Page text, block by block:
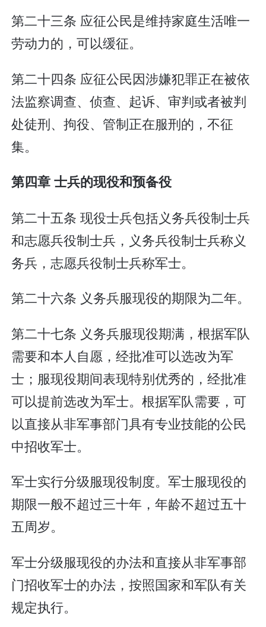
第二十三条 应征公民是维持家庭生活唯一
劳动力的，可以缓征。
第二十四条 应征公民因涉嫌犯罪正在被依
法监察调查、侦查、起诉、审判或者被判
处徒刑、拘役、管制正在服刑的，不征
集。
第四章 士兵的现役和预备役
第二十五条 现役士兵包括义务兵役制士兵
和志愿兵役制士兵，义务兵役制士兵称义
务兵，志愿兵役制士兵称军士。
第二十六条 义务兵服现役的期限为二年。
第二十七条 义务兵服现役期满，根据军队
需要和本人自愿，经批准可以选改为军
士；服现役期间表现特别优秀的，经批准
可以提前选改为军士。根据军队需要，可
以直接从非军事部门具有专业技能的公民
中招收军士。
军士实行分级服现役制度。军士服现役的
期限一般不超过三十年，年龄不超过五十
五周岁。
军士分级服现役的办法和直接从非军事部
门招收军士的办法，按照国家和军队有关
规定执行。